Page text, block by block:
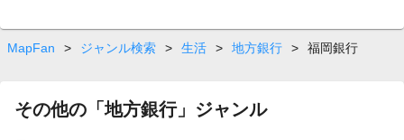
MapFan > ジャンル検索 > 生活 > 地方銀行 > 福岡銀行
その他の「地方銀行」ジャンル